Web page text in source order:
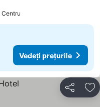
Vedeți prețurile
Distribuiți